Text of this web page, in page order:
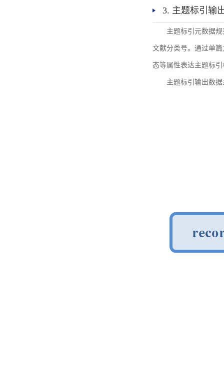
3. 主题标引输
主题标引元数据
文献分类号。通过单
态等属性表达主题标
主题标引输出数